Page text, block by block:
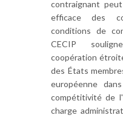
contraignant
efficace des
conditions de
CECIP
coopération
des États
européenne
compétitivité de
charge